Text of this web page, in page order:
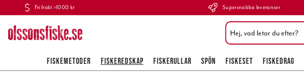
Fri frakt >1000 kr Supersnabba leveranser
FISKEMETODER FISKEREDSKAP FISKERULLAR SPÖN FISKESET FISKEDRAG